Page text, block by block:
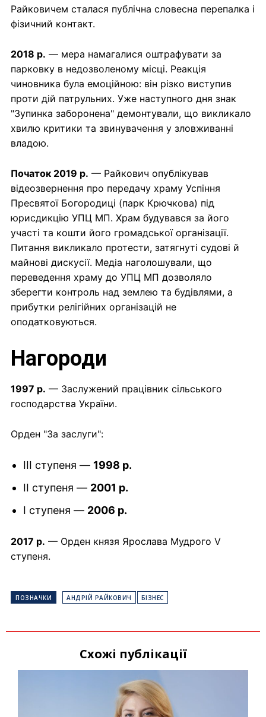
Райковичем сталася публічна словесна перепалка і
фізичний контакт.
2018 р. — мера намагалися оштрафувати за
парковку в недозволеному місці. Реакція
чиновника була емоційною: він різко виступив
проти дій патрульних. Уже наступного дня знак
"Зупинка заборонена" демонтували, що викликало
хвилю критики та звинувачення у зловживанні
владою.
Початок 2019 р. — Райкович опублікував
відеозвернення про передачу храму Успіння
Пресвятої Богородиці (парк Крючкова) під
юрисдикцію УПЦ МП. Храм будувався за його
участі та кошти його громадської організації.
Питання викликало протести, затягнуті судові й
майнові дискусії. Медіа наголошували, що
переведення храму до УПЦ МП дозволяло
зберегти контроль над землею та будівлями, а
прибутки релігійних організацій не
оподатковуються.
Нагороди
1997 р. — Заслужений працівник сільського
господарства України.
Орден "За заслуги":
III ступеня — 1998 р.
II ступеня — 2001 р.
I ступеня — 2006 р.
2017 р. — Орден князя Ярослава Мудрого V
ступеня.
ПОЗНАЧКИ АНДРІЙ РАЙКОВИЧ БІЗНЕС
Схожі публікації